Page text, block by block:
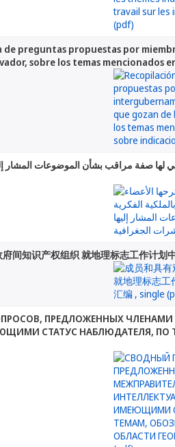
de preguntas propuestas por
sobre los temas mencionados
التي لها صفة مراقب بشأن الموضوعات
间知识产权组织 就地理标志工作计划
ПРЕДЛОЖЕННЫХ
СТАТУС НАБЛЮДАТЕЛЯ, ПО